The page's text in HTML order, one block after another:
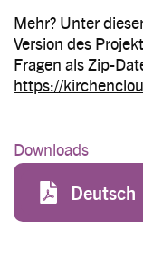
Mehr? Unter
Version des
Fragen als Zip-
https://
Downloads
File
Deutsch